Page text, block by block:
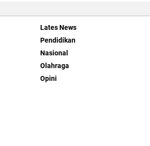
Lates News
Pendidikan
Nasional
Olahraga
Opini